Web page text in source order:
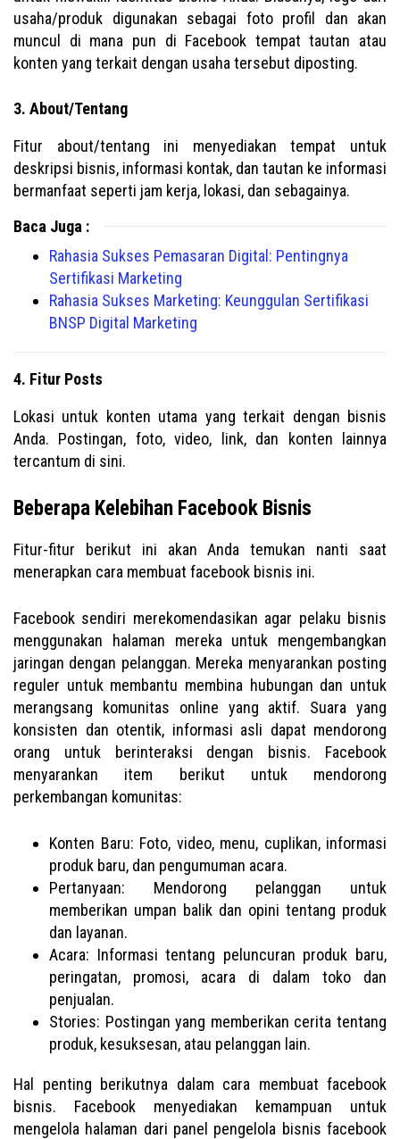
usaha/produk digunakan sebagai foto profil dan akan
muncul di mana pun di Facebook tempat tautan atau
konten yang terkait dengan usaha tersebut diposting.
3. About/Tentang
Fitur about/tentang ini menyediakan tempat untuk
deskripsi bisnis, informasi kontak, dan tautan ke informasi
bermanfaat seperti jam kerja, lokasi, dan sebagainya.
Baca Juga :
Rahasia Sukses Pemasaran Digital: Pentingnya
Sertifikasi Marketing
Rahasia Sukses Marketing: Keunggulan Sertifikasi
BNSP Digital Marketing
4. Fitur Posts
Lokasi untuk konten utama yang terkait dengan bisnis
Anda. Postingan, foto, video, link, dan konten lainnya
tercantum di sini.
Beberapa Kelebihan Facebook Bisnis
Fitur-fitur berikut ini akan Anda temukan nanti saat
menerapkan cara membuat facebook bisnis ini.
Facebook sendiri merekomendasikan agar pelaku bisnis
menggunakan halaman mereka untuk mengembangkan
jaringan dengan pelanggan. Mereka menyarankan posting
reguler untuk membantu membina hubungan dan untuk
merangsang komunitas online yang aktif. Suara yang
konsisten dan otentik, informasi asli dapat mendorong
orang untuk berinteraksi dengan bisnis. Facebook
menyarankan item berikut untuk mendorong
perkembangan komunitas:
Konten Baru: Foto, video, menu, cuplikan, informasi
produk baru, dan pengumuman acara.
Pertanyaan: Mendorong pelanggan untuk
memberikan umpan balik dan opini tentang produk
dan layanan.
Acara: Informasi tentang peluncuran produk baru,
peringatan, promosi, acara di dalam toko dan
penjualan.
Stories: Postingan yang memberikan cerita tentang
produk, kesuksesan, atau pelanggan lain.
Hal penting berikutnya dalam cara membuat facebook
bisnis. Facebook menyediakan kemampuan untuk
mengelola halaman dari panel pengelola bisnis facebook